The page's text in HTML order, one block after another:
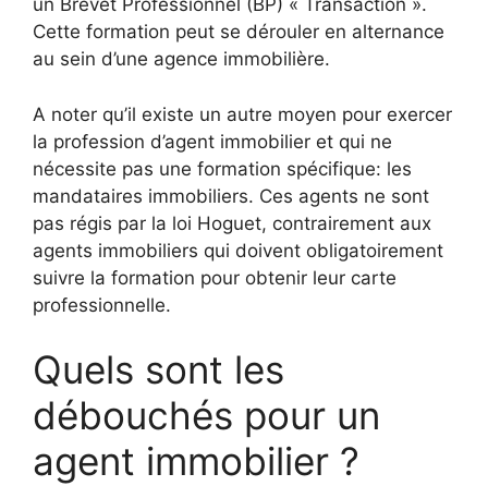
un Brevet Professionnel (BP) « Transaction ».
Cette formation peut se dérouler en alternance
au sein d’une agence immobilière.
A noter qu’il existe un autre moyen pour exercer
la profession d’agent immobilier et qui ne
nécessite pas une formation spécifique: les
mandataires immobiliers. Ces agents ne sont
pas régis par la loi Hoguet, contrairement aux
agents immobiliers qui doivent obligatoirement
suivre la formation pour obtenir leur carte
professionnelle.
Quels sont les
débouchés pour un
agent immobilier ?